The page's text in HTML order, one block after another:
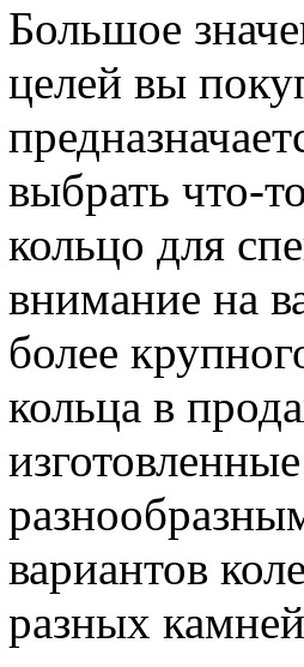
Большое
целей вы
выбрать что-
кольцо для
внимание на
более
кольца в
вариантов
разных